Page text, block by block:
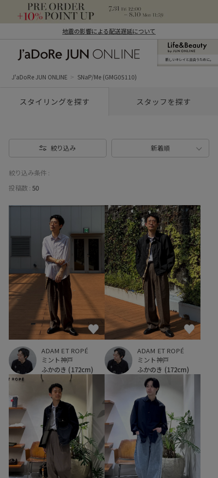
地震の影響による配送遅延について
ン オンライン）
新しいキレイと出合うために。
J'aDoRe JUN ONLINE SNaP/Me (GMG05110)
スタイリングを探す スタッフを探す
絞り込み 新着順
絞り込み条件 :
投稿数 : 50
ADAM ET ROPÉ
ミント神戸
ふかのき (172cm)
ADAM ET ROPÉ
ミント神戸
ふかのき (172cm)